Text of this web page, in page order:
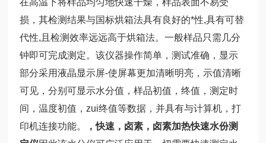
损，其检测结果与国标烘箱法具有良好的*性,具有可替
代性,且检测效率远远高于烘箱法。一般样品只需几分
钟即可完成测定。该仪器操作简单，测试准确，显示
部分采用液晶显示屏-使屏幕更加清晰明亮，示值清晰
可见，分别可显示水分值，样品初值，终值，测定时
间，温度初值，zui终值等数据，并具有与计算机，打
印机连接功能。
，快速，卤素，卤素加热快速水份测